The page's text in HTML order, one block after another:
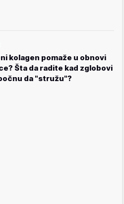
kolagen pomaže u obnovi
Šta da radite kad zglobovi
da "stružu"?